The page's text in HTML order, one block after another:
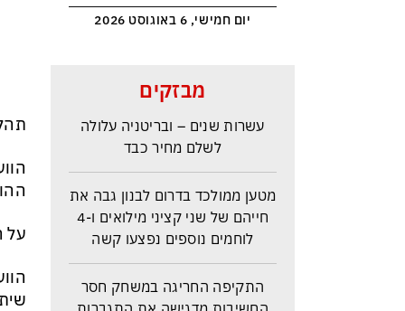
יום חמישי, 6 באוגוסט 2026
מבזקים
נכנס לעידן המסוכן ביותר זה
עשרות שנים – ובריטניה עלולה
לשלם מחיר כבד
מטען ממולכד בדרום לבנון גבה את
לוחמים נוספים נפצעו קשה
החשיבות מדגישה את התגברות
על